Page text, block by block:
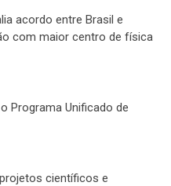
acordo entre Brasil e
com maior centro de física
Programa Unificado de
científicos e